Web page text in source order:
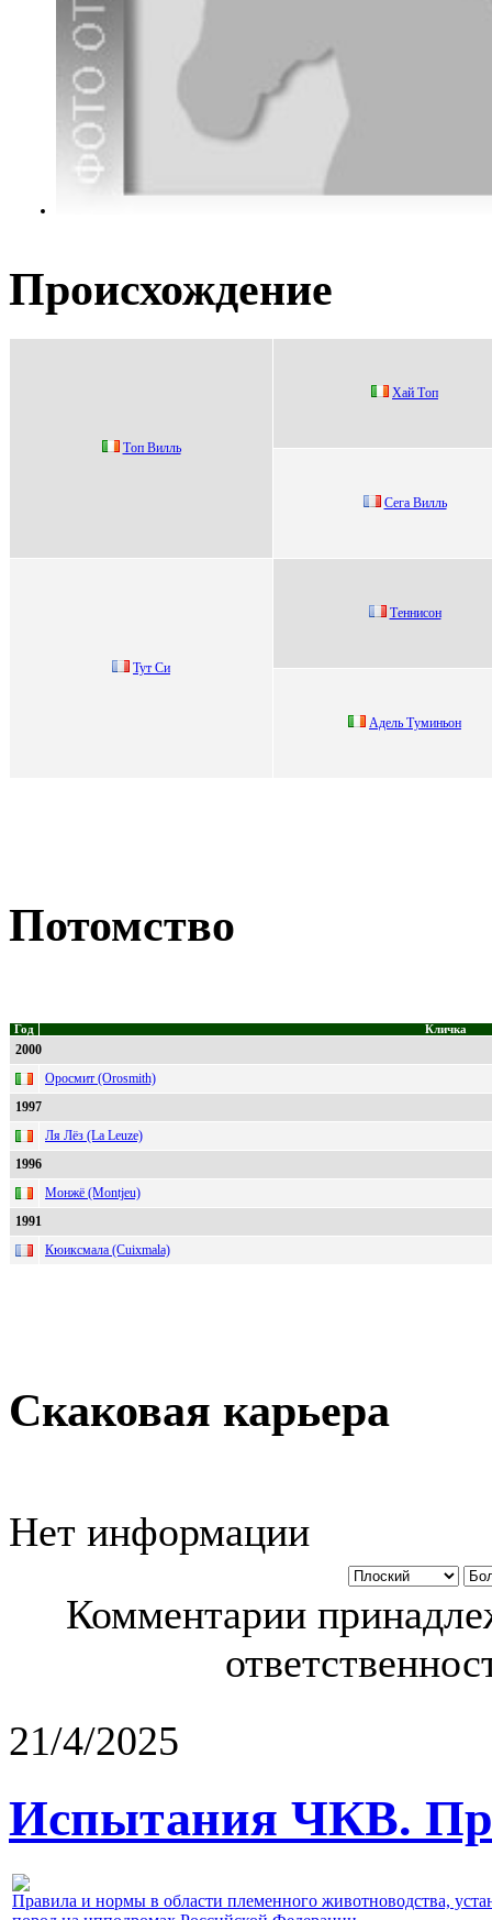
Происхождение
Тoп Вилль
Xай Tоп
Сeгa Bилль
Тут Си
Тенниcoн
Адeль Tуминьон
Потомство
Год Кличка
2000
Оросмит (Orosmith)
1997
Ля Лёз (La Leuze)
1996
Монжё (Montjeu)
1991
Кюиксмала (Cuixmala)
Скаковая карьера
Нет информации
Комментарии
21/4/2025
Испытания ЧКВ.
Правила и нормы в области племенного животноводства,